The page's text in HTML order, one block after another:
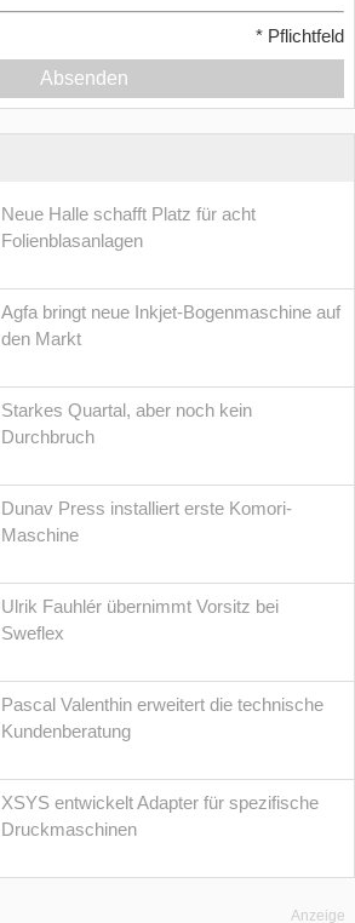
* Pflichtfeld
Absenden
Neue Halle schafft Platz für acht
Folienblasanlagen
Agfa bringt neue Inkjet-Bogenmaschine auf
den Markt
Starkes Quartal, aber noch kein
Durchbruch
Dunav Press installiert erste Komori-
Maschine
Ulrik Fauhlér übernimmt Vorsitz bei
Sweflex
Pascal Valenthin erweitert die technische
Kundenberatung
XSYS entwickelt Adapter für spezifische
Druckmaschinen
Anzeige